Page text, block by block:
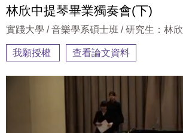
林欣中提琴畢業獨奏會(下)
實踐大學 / 音樂學系碩士班 / 研究生：林欣
我願授權 查看論文資料